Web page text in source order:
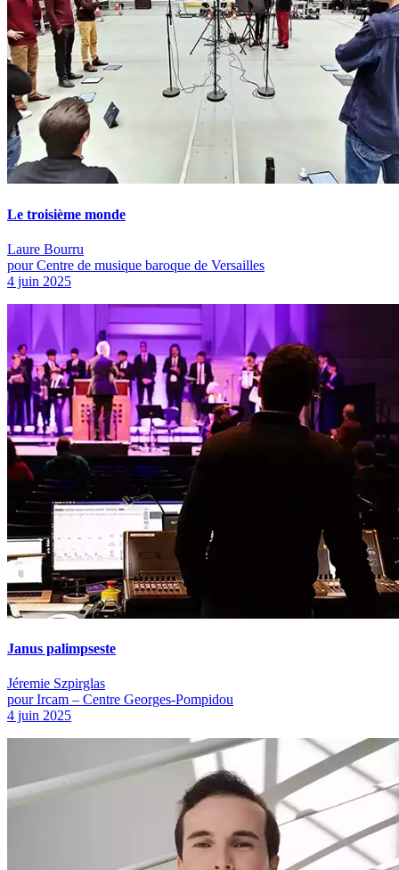
Le troisième monde
Laure Bourru
pour Centre de musique baroque de Versailles
4 juin 2025
Janus palimpseste
Jéremie Szpirglas
pour Ircam – Centre Georges-Pompidou
4 juin 2025